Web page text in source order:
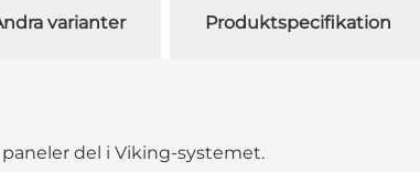
varianter Produktspecifikation
del i Viking-systemet.